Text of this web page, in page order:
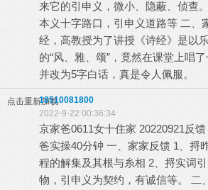
来它的引申义，微小、隐蔽、侦查。
本义十字路口，引申义道路等 二、
经，高教授为了讲授《诗经》是以
的“风、雅、颂”，竟然在课堂上唱
并改为5字白话，真是令人佩服。
点击重新加载18510081800
2022-9-22 00:36:34
京家爸0611女十住家 20220921反
爸实操40分钟 一、家家反馈 1、捋
程的解集及其根与糸相 2、捋实词
物，引申义为契约，有诚信等。 二